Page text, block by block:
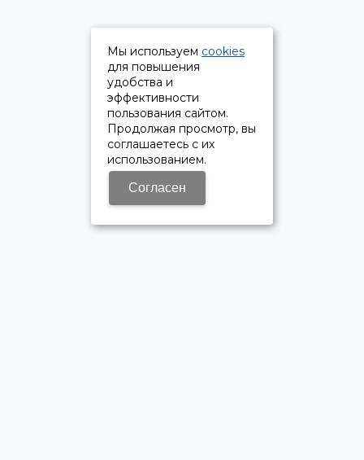
Мы используем cookies
для повышения
удобства и
эффективности
пользования сайтом.
Продолжая просмотр, вы
соглашаетесь с их
использованием.
Согласен